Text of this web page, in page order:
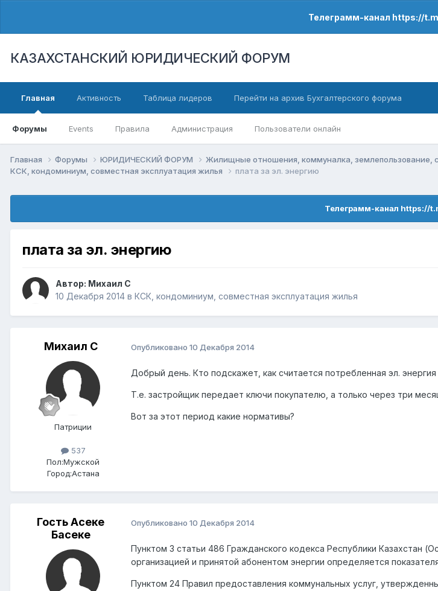
Телеграмм-канал https://
КАЗАХСТАНСКИЙ ЮРИДИЧЕСКИЙ ФОРУМ
Главная
Форумы Events Правила Администрация Пользователи онлайн
Активность Таблица лидеров Перейти на архив Бухгалтерского форума
Главная Форумы ЮРИДИЧЕСКИЙ ФОРУМ
Жилищные отношения, коммуналка, землепользование,
КСК, кондоминиум, совместная эксплуатация жилья
плата за эл. энергию
Телеграмм-канал https://
плата за эл. энергию
Автор: Михаил C
10 Декабря 2014 в КСК, кондоминиум, совместная эксплуатация жилья
Михаил C
Патриции
537
Пол:Мужской
Город:Астана
Опубликовано 10 Декабря 2014
Добрый день. Кто подскажет, как считается потребленная эл. энергия
Т.е. застройщик передает ключи покупателю, а только через три
Вот за этот период какие нормативы?
Гость Асеке
Басеке
Опубликовано 10 Декабря 2014
Пунктом 3 статьи 486 Гражданского кодекса Республики Казахстан
организацией и принятой абонентом энергии определяется
Пунктом 24 Правил предоставления коммунальных услуг,